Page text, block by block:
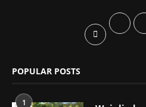
POPULAR POSTS
1